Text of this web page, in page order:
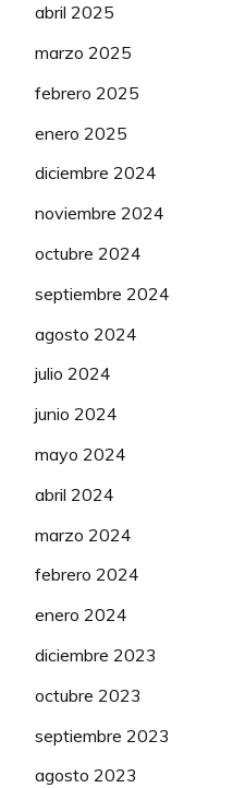
abril 2025
marzo 2025
febrero 2025
enero 2025
diciembre 2024
noviembre 2024
octubre 2024
septiembre 2024
agosto 2024
julio 2024
junio 2024
mayo 2024
abril 2024
marzo 2024
febrero 2024
enero 2024
diciembre 2023
octubre 2023
septiembre 2023
agosto 2023